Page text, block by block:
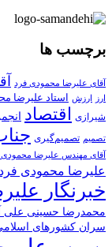
برچسب ها
آقای علیرضا محمودی فرد
ارز
ارزش استاد علیرضا
شیرازی اقتصاد
تصمیم تصمیم‌گیری
آقای مهندس علیرضا محمودی
علیرضا محمودی فرد
خبرنگار
محمدرضا حسینی علی
سران کشورهای